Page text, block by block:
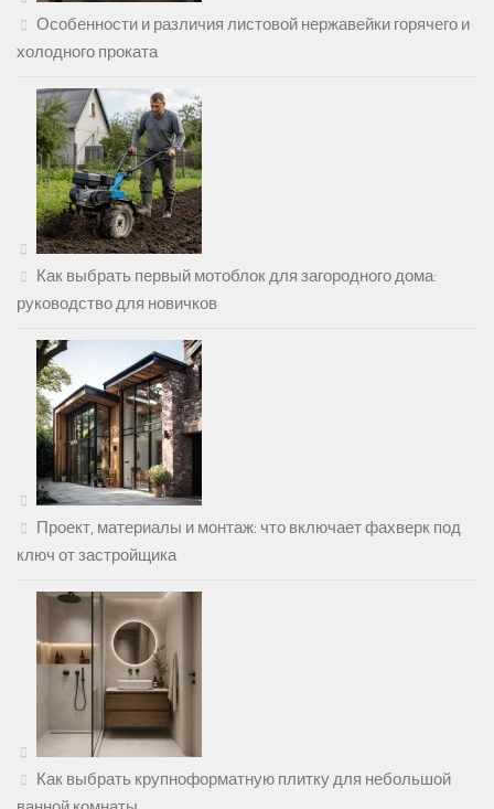
Особенности и различия листовой нержавейки горячего и
холодного проката
Как выбрать первый мотоблок для загородного дома:
руководство для новичков
Проект, материалы и монтаж: что включает фахверк под
ключ от застройщика
Как выбрать крупноформатную плитку для небольшой